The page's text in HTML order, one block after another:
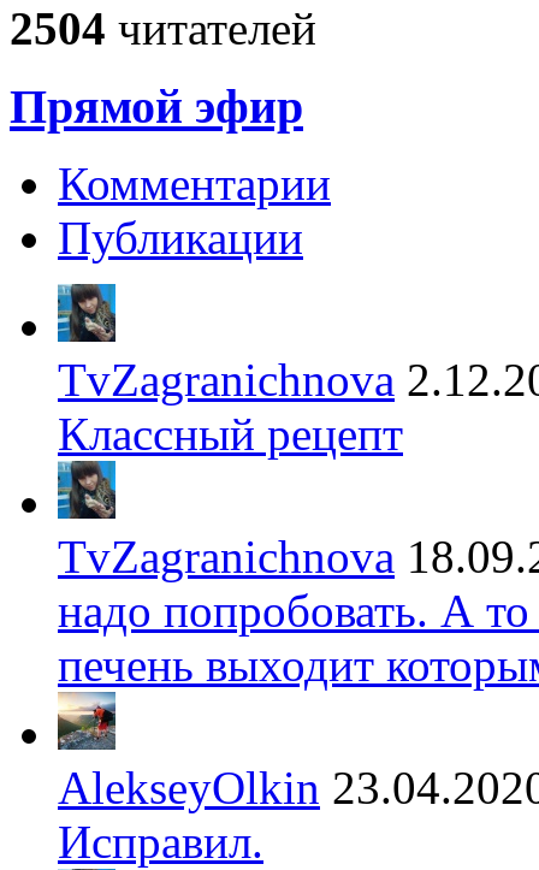
2504 читателей
Прямой эфир
Комментарии
Публикации
TvZagranichnova
Классный рецепт
TvZagranichnova
надо попробовать. А
печень выходит
AlekseyOlkin
Исправил.